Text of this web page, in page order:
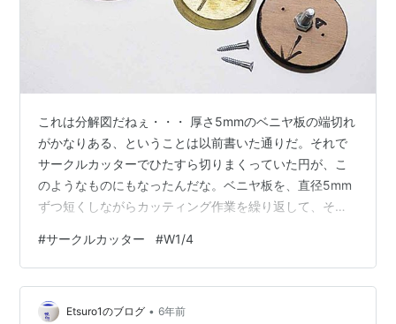
これは分解図だねぇ・・・ 厚さ5mmのベニヤ板の端切れ
がかなりある、ということは以前書いた通りだ。それで
サークルカッターでひたすら切りまくっていた円が、こ
のようなものにもなったんだな。ベニヤ板を、直径5mm
ずつ短くしながらカッティング作業を繰り返して、それ
ドでね。そしてW1/4のネジをナットとあわせて上の画像
の右のようなものを作る。左側の天面中央部に凹部があ
るが、そこはナットの頭が収まる部分だな。 これも、接
着剤がしっかりと乾いてから、ひたすらサンディン
#サークルカッター #W1/4
Etsuro1のブログ • 6年前